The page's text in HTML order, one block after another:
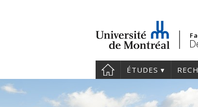
ÉTUDES